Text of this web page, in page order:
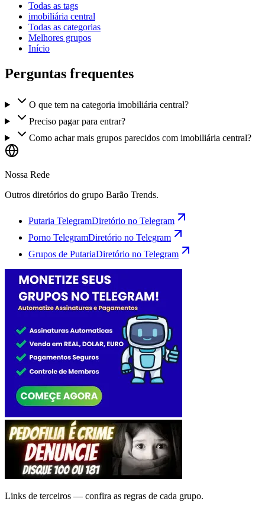
Todas as tags
imobiliária central
Todas as categorias
Melhores grupos
Início
Perguntas frequentes
O que tem na categoria imobiliária central?
Preciso pagar para entrar?
Como achar mais grupos parecidos com imobiliária central?
Nossa Rede
Outros diretórios do grupo Barão Trends.
Putaria TelegramDiretório no Telegram
Porno TelegramDiretório no Telegram
Grupos de PutariaDiretório no Telegram
Links de terceiros — confira as regras de cada grupo.